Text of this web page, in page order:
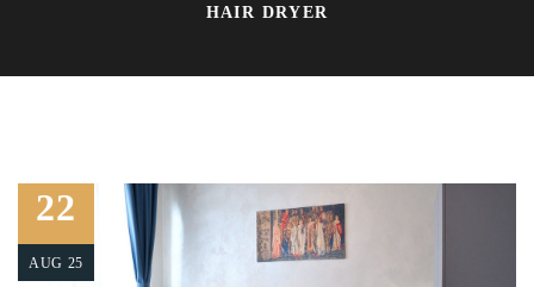
HAIR DRYER
22
AUG 25